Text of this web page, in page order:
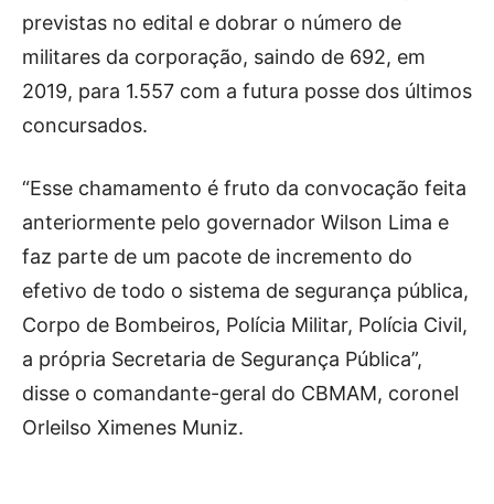
previstas no edital e dobrar o número de
militares da corporação, saindo de 692, em
2019, para 1.557 com a futura posse dos últimos
concursados.
“Esse chamamento é fruto da convocação feita
anteriormente pelo governador Wilson Lima e
faz parte de um pacote de incremento do
efetivo de todo o sistema de segurança pública,
Corpo de Bombeiros, Polícia Militar, Polícia Civil,
a própria Secretaria de Segurança Pública”,
disse o comandante-geral do CBMAM, coronel
Orleilso Ximenes Muniz.